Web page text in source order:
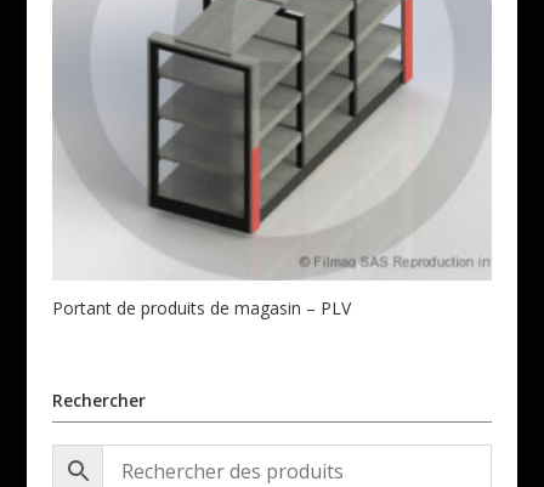
Portant de produits de magasin – PLV
Rechercher